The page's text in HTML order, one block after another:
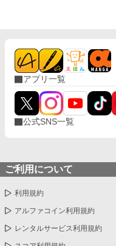
アプリ一覧
公式SNS一覧
ご利用について
利用規約
アルファコイン利用規約
レンタルサービス利用規約